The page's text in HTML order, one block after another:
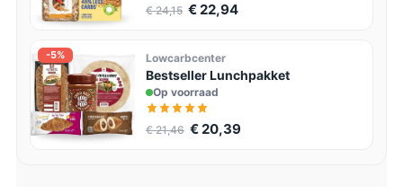
€ 24,15 € 22,94
-5% Lowcarbcenter
Bestseller Lunchpakket
Op voorraad
€ 21,46 € 20,39